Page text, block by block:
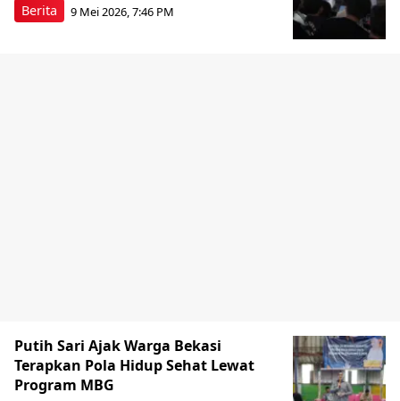
Berita 9 Mei 2026, 7:46 PM
Putih Sari Ajak Warga Bekasi
Terapkan Pola Hidup Sehat Lewat
Program MBG